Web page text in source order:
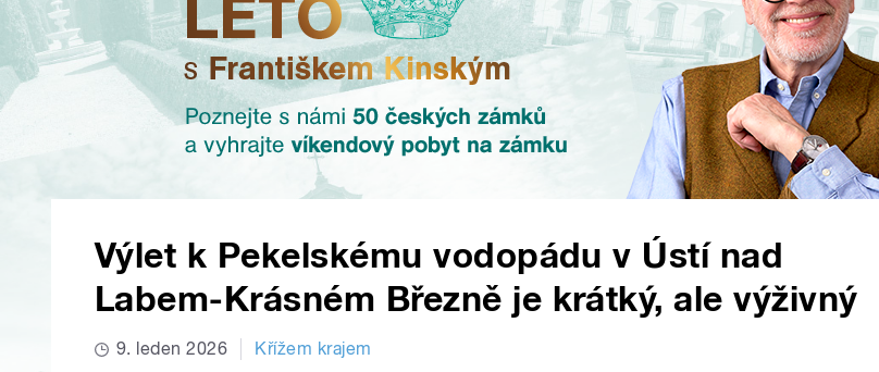
Výlet k Pekelskému vodopádu v Ústí nad
Labem-Krásném Březně je krátký, ale výživný
9. leden 2026 Křížem krajem